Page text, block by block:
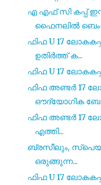
എ എഫ് സി കപ്പ്
ഫൈനലിൽ
ഫിഫ U 17
ഉതിർത്ത് ക...
ഫിഫ U 17
ഫിഫ അണ്ടർ 17
ഔദ്യോഗിക
ഫിഫ അണ്ടർ 17
എത്തി...
ബ്രസീലും,
ഒരുങ്ങുന്ന...
ഫിഫ U 17